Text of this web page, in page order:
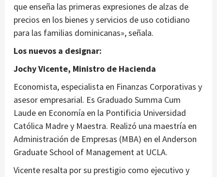
que enseña las primeras expresiones de alzas de
precios en los bienes y servicios de uso cotidiano
para las familias dominicanas», señala.
Los nuevos a designar:
Jochy Vicente, Ministro de Hacienda
Economista, especialista en Finanzas Corporativas y
asesor empresarial. Es Graduado Summa Cum
Laude en Economía en la Pontificia Universidad
Católica Madre y Maestra. Realizó una maestría en
Administración de Empresas (MBA) en el Anderson
Graduate School of Management at UCLA.
Vicente resalta por su prestigio como ejecutivo y